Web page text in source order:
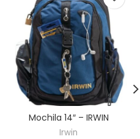
Mochila 14″ – IRWIN
Irwin